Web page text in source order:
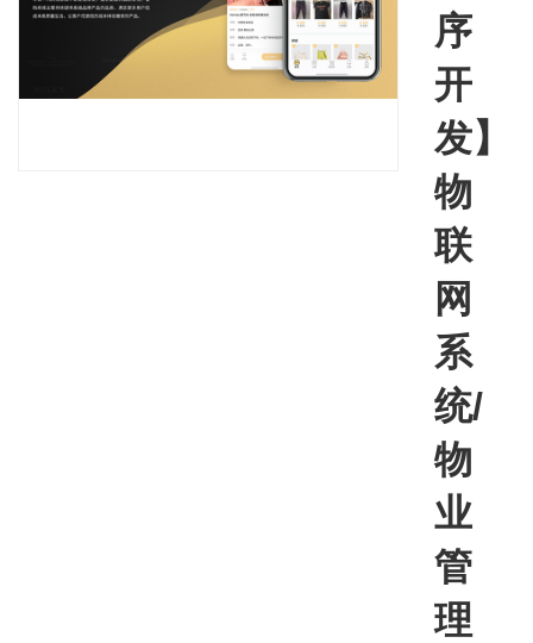
序
开
发】
物
联
网
系
统/
物
业
管
理